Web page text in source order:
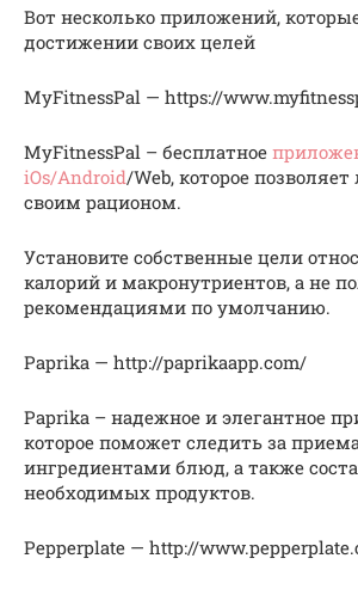
Вот несколько приложений,
достижении своих целей
MyFitnessPal — https://
MyFitnessPal – бесплатное
iOs/Android/Web, которое
своим рационом.
Установите собственные цели
калорий и макронутриентов, а не
рекомендациями по умолчанию.
Paprika — http://paprikaapp.com/
Paprika – надежное и элегантное
которое поможет следить за
ингредиентами блюд, а также
необходимых продуктов.
Pepperplate — http://